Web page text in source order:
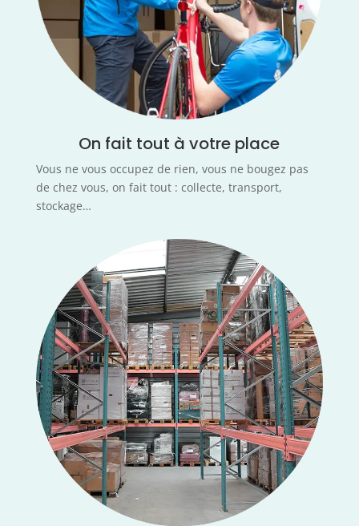
On fait tout à votre place
Vous ne vous occupez de rien, vous ne bougez pas
de chez vous, on fait tout : collecte, transport,
stockage…